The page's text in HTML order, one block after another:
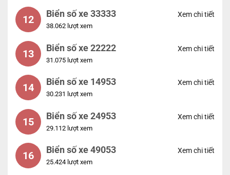
12 Biển số xe 33333
38.062 lượt xem
Xem chi tiết
13 Biển số xe 22222
31.075 lượt xem
Xem chi tiết
14 Biển số xe 14953
30.231 lượt xem
Xem chi tiết
15 Biển số xe 24953
29.112 lượt xem
Xem chi tiết
16 Biển số xe 49053
25.424 lượt xem
Xem chi tiết